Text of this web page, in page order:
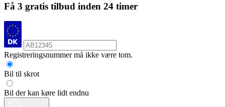
Få 3 gratis tilbud inden 24 timer
Registreringsnummer må ikke være tom.
Bil til skrot
Bil der kan køre lidt endnu